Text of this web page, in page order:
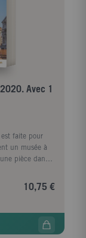
Avec 1
faite pour
un musée à
pièce dans
à jour chaque
de coeur
meilleur
10,75 €